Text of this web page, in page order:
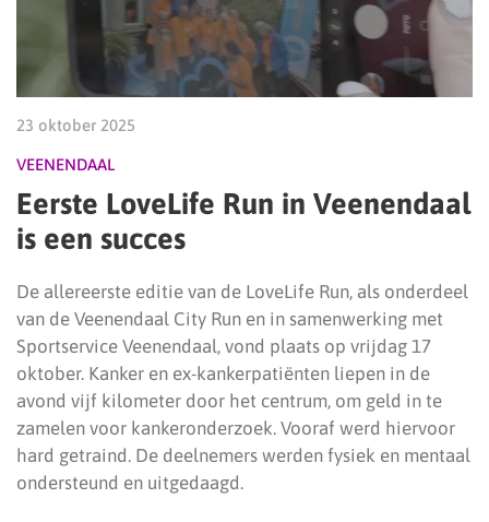
23 oktober 2025
VEENENDAAL
Eerste LoveLife Run in Veenendaal
is een succes
De allereerste editie van de LoveLife Run, als onderdeel
van de Veenendaal City Run en in samenwerking met
Sportservice Veenendaal, vond plaats op vrijdag 17
oktober. Kanker en ex-kankerpatiënten liepen in de
avond vijf kilometer door het centrum, om geld in te
zamelen voor kankeronderzoek. Vooraf werd hiervoor
hard getraind. De deelnemers werden fysiek en mentaal
ondersteund en uitgedaagd.